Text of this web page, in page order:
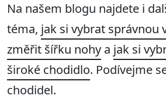
Na našem blogu najdete i
téma, jak si vybrat správnou
změřit šířku nohy a jak si
široké chodidlo. Podívejme
chodidel.